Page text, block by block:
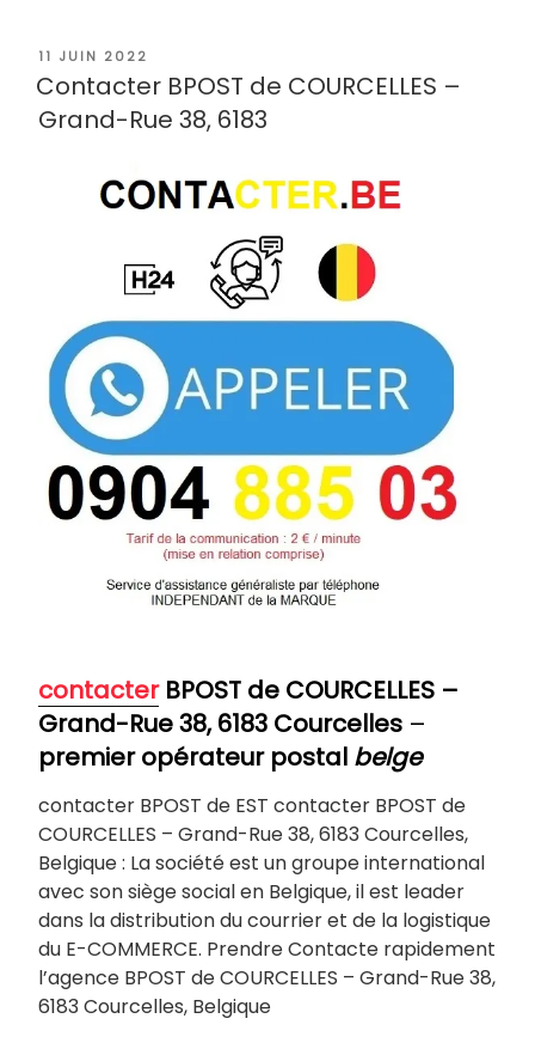
PUBLIÉ
LE
11 JUIN 2022
Contacter BPOST de COURCELLES –
Grand-Rue 38, 6183
contacterBPOST de COURCELLES –
Grand-Rue 38, 6183 Courcelles –
premier opérateur postal belge
contacter BPOST de EST contacter BPOST de
COURCELLES – Grand-Rue 38, 6183 Courcelles,
Belgique : La société est un groupe international
avec son siège social en Belgique, il est leader
dans la distribution du courrier et de la logistique
du E-COMMERCE. Prendre Contacte rapidement
l’agence BPOST de COURCELLES – Grand-Rue 38,
6183 Courcelles, Belgique